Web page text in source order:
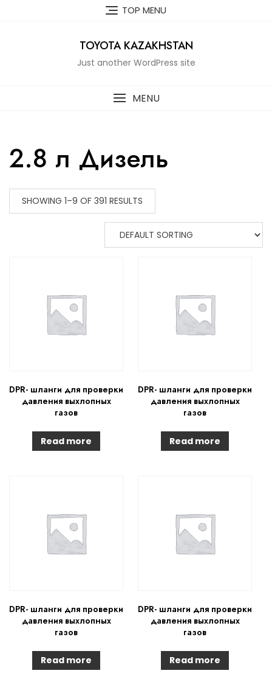
TOP MENU
TOYOTA KAZAKHSTAN
Just another WordPress site
MENU
2.8 л Дизель
SHOWING 1–9 OF 391 RESULTS
DPR- шланги для проверки
давления выхлопных
газов
Read more
DPR- шланги для проверки
давления выхлопных
газов
Read more
DPR- шланги для проверки
давления выхлопных
газов
Read more
DPR- шланги для проверки
давления выхлопных
газов
Read more